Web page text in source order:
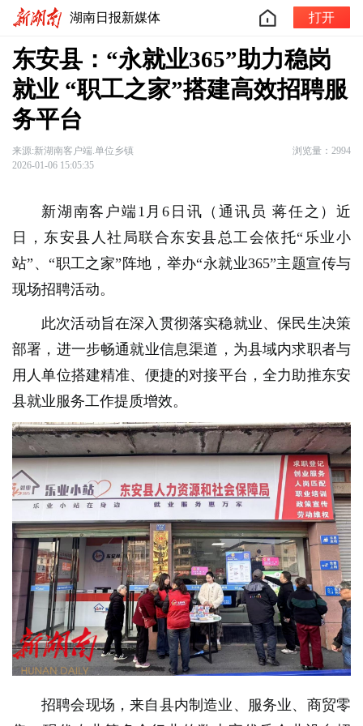
湖南日报新媒体 打开
东安县：“永就业365”助力稳岗
就业 “职工之家”搭建高效招聘服
务平台
来源:新湖南客户端.单位乡镇
浏览量：2994
2026-01-06 15:05:35
新湖南客户端1月6日讯（通讯员 蒋任之）近
日，东安县人社局联合东安县总工会依托“乐业小
站”、“职工之家”阵地，举办“永就业365”主题宣传与
现场招聘活动。
此次活动旨在深入贯彻落实稳就业、保民生决策
部署，进一步畅通就业信息渠道，为县域内求职者与
用人单位搭建精准、便捷的对接平台，全力助推东安
县就业服务工作提质增效。
招聘会现场，来自县内制造业、服务业、商贸零